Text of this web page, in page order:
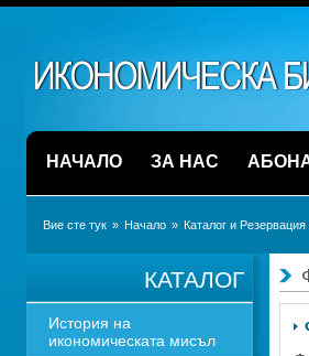
НАЧАЛО ЗА НАС
Вие сте тук » Начало » Каталог и Резервация
КАТАЛОГ
История на
икономическата мисъл